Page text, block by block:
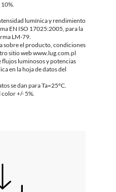
lumínica y rendimiento
EN ISO 17025:2005, para la
LM-79.
sobre el producto, condiciones
sitio web www.lug.com.pl
luminosos y potencias
en la hoja de datos del
se dan para Ta=25°C.
+/- 5%.